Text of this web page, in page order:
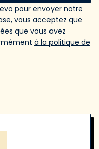
pour envoyer notre
vous acceptez que
que vous avez
à la politique de